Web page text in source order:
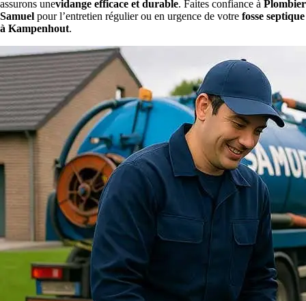
assurons unevidange efficace et durable. Faites confiance à Plombier
Samuel pour l’entretien régulier ou en urgence de votre fosse septique
à Kampenhout.